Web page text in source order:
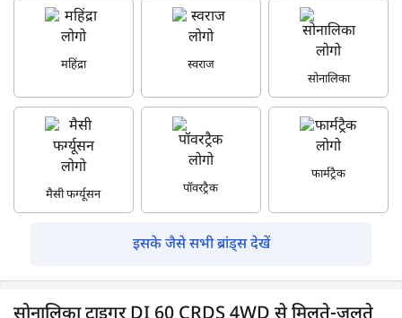
महिंद्रा
स्वराज
सोनालिका
मैसी फर्ग्यूसन पॉवरट्रैक
फार्मट्रैक
इसके जैसे सभी ब्रांड्स देखें